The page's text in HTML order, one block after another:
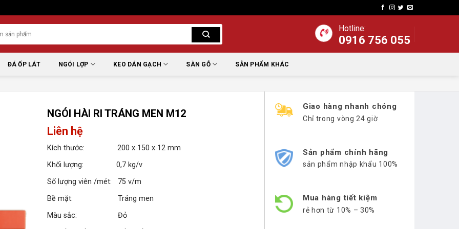
Hotline:
0916 756 055
ĐÁ ỐP LÁT NGÓI LỢP KEO DÁN GẠCH SÀN GỖ SẢN PHẨM KHÁC
NGÓI HÀI RI TRÁNG MEN M12
Liên hệ
Kích thước: 200 x 150 x 12 mm
Khối lượng: 0,7 kg/v
Số lượng viên /mét: 75 v/m
Bề mặt: Tráng men
Màu sắc: Đỏ
Giao hàng nhanh chóng
Chỉ trong vòng 24 giờ
Sản phẩm chính hãng
sản phẩm nhập khẩu 100%
Mua hàng tiết kiệm
rẻ hơn từ 10% – 30%